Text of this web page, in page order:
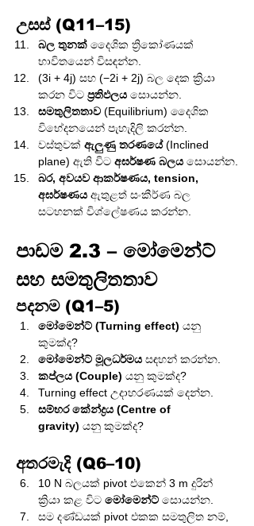
උසස් (Q11–15)
බල තුනක් දෛශික ත්‍රිකෝණයක්
භාවිතයෙන් විසඳන්න.
(3i + 4j) සහ (−2i + 2j) බල දෙක ක්‍රියා
කරන විට ප්‍රතිඵලය සොයන්න.
සමතුලිතතාව (Equilibrium) දෛශික
විභේදනයෙන් පැහැදිලි කරන්න.
වස්තුවක් ඇලුණු තරණයේ (Inclined
plane) ඇති විට අඝර්ෂණ බලය සොයන්න.
බර, අවයව ආකර්ෂණය, tension,
අඝර්ෂණය ඇතුළත් සංකීර්ණ බල
සටහනක් විශ්ලේෂණය කරන්න.
පාඩම 2.3 – මෝමෙන්ට්
සහ සමතුලිතතාව
පදනම (Q1–5)
මෝමෙන්ට් (Turning effect) යනු
කුමක්ද?
මෝමෙන්ට් මූලධර්මය සඳහන් කරන්න.
කප්ලය (Couple) යනු කුමක්ද?
Turning effect උදාහරණයක් දෙන්න.
සම්භ‍ර කේන්ද්‍රය (Centre of
gravity) යනු කුමක්ද?
අතරමැදි (Q6–10)
10 N බලයක් pivot එකෙන් 3 m දුරින්
ක්‍රියා කළ විට මෝමෙන්ට් සොයන්න.
සම දණ්ඩයක් pivot එකක සමතුලිත නම්,